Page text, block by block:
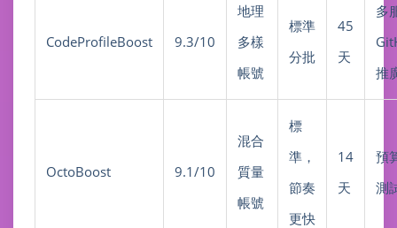
CodeProfileBoost 9.3/10
地理
多樣
帳號
標準
分批
45
天
多
推
OctoBoost 9.1/10
混合
質量
帳號
標
準，
節奏
更快
14
天
預
測